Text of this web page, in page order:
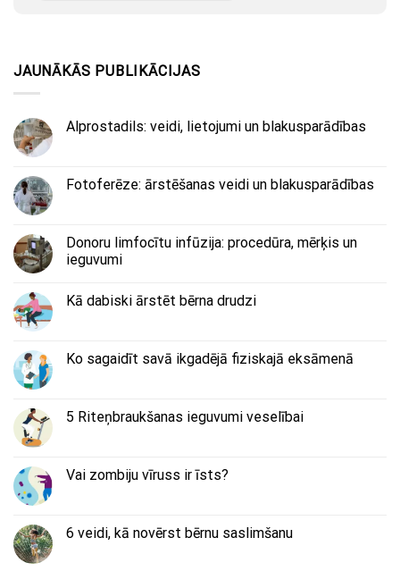
JAUNĀKĀS PUBLIKĀCIJAS
Alprostadils: veidi, lietojumi un blakusparādības
Fotoferēze: ārstēšanas veidi un blakusparādības
Donoru limfocītu infūzija: procedūra, mērķis un
ieguvumi
Kā dabiski ārstēt bērna drudzi
Ko sagaidīt savā ikgadējā fiziskajā eksāmenā
5 Riteņbraukšanas ieguvumi veselībai
Vai zombiju vīruss ir īsts?
6 veidi, kā novērst bērnu saslimšanu